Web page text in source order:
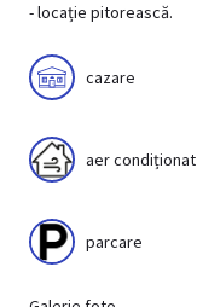
- locație pitorească.
cazare
aer condiționat
parcare